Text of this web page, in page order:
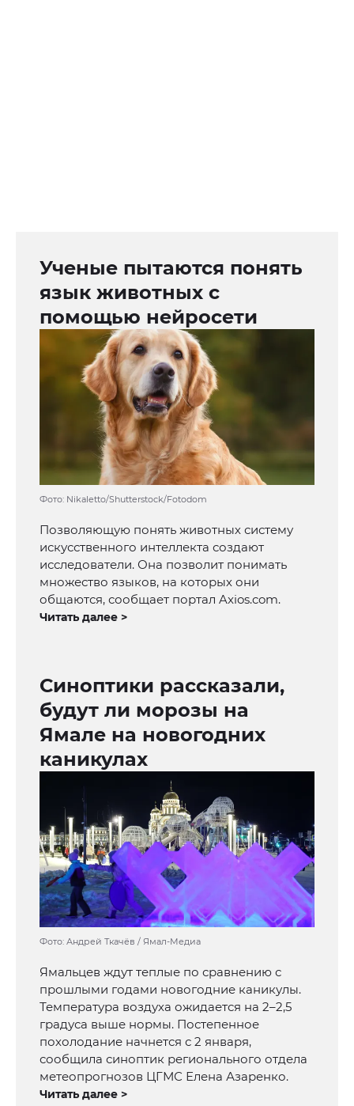
Ученые пытаются понять
язык животных с
помощью нейросети
Фото: Nikaletto/Shutterstock/Fotodom
Позволяющую понять животных систему
искусственного интеллекта создают
исследователи. Она позволит понимать
множество языков, на которых они
общаются, сообщает портал Axios.com.
Читать далее >
Синоптики рассказали,
будут ли морозы на
Ямале на новогодних
каникулах
Фото: Андрей Ткачёв / Ямал-Медиа
Ямальцев ждут теплые по сравнению с
прошлыми годами новогодние каникулы.
Температура воздуха ожидается на 2–2,5
градуса выше нормы. Постепенное
похолодание начнется с 2 января,
сообщила синоптик регионального отдела
метеопрогнозов ЦГМС Елена Азаренко.
Читать далее >